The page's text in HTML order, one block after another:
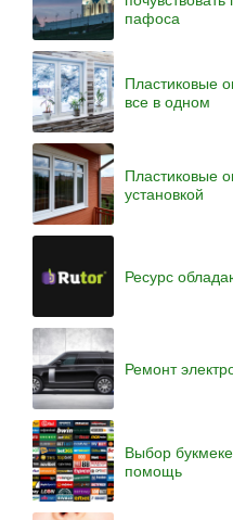
пафоса
Пластиковые
все в одном
Пластиковые
установкой
Ресурс
Ремонт
Выбор
помощь